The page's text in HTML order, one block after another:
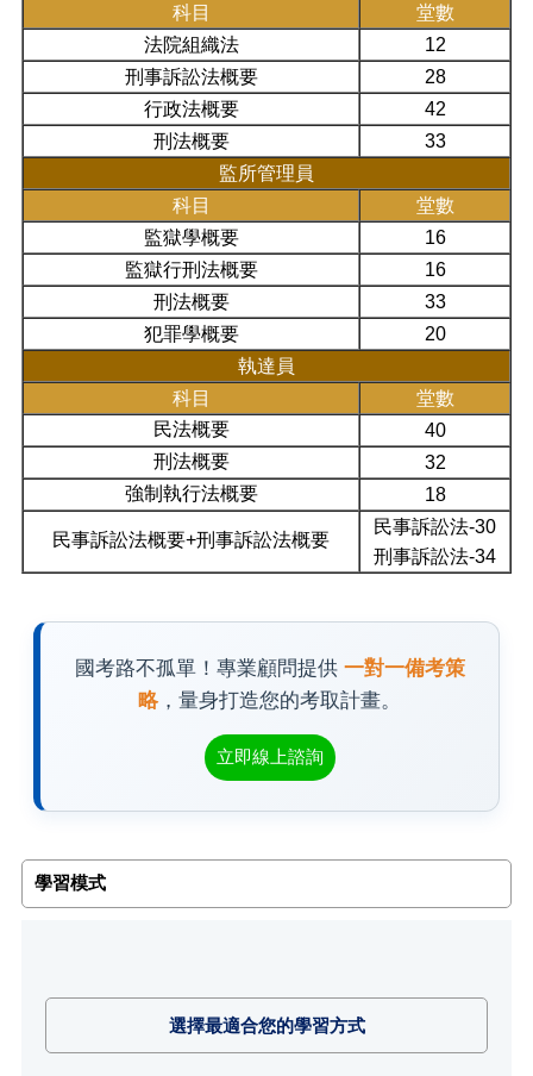
科目
堂數
法院組織法
12
刑事訴訟法概要
28
行政法概要
42
刑法概要
33
監所管理員
科目
堂數
監獄學概要
16
監獄行刑法概要
16
刑法概要
33
犯罪學概要
20
執達員
科目
堂數
民法概要
40
刑法概要
32
強制執行法概要
18
民事訴訟法概要+刑事訴訟法概要
民事訴訟法-30
刑事訴訟法-34
國考路不孤單！專業顧問提供 一對一備考策
略，量身打造您的考取計畫。
立即線上諮詢
學習模式
選擇最適合您的學習方式